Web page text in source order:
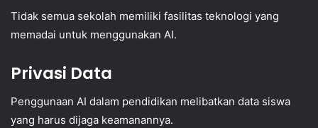
Tidak semua sekolah memiliki fasilitas teknologi yang
memadai untuk menggunakan AI.
Privasi Data
Penggunaan AI dalam pendidikan melibatkan data siswa
yang harus dijaga keamanannya.